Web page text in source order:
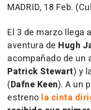
MADRID, 18 Feb.
El 3 de marzo llega
aventura de Hugh
acompañado de un
Patrick Stewart) y
(Dafne Keen). A un
estreno la cinta